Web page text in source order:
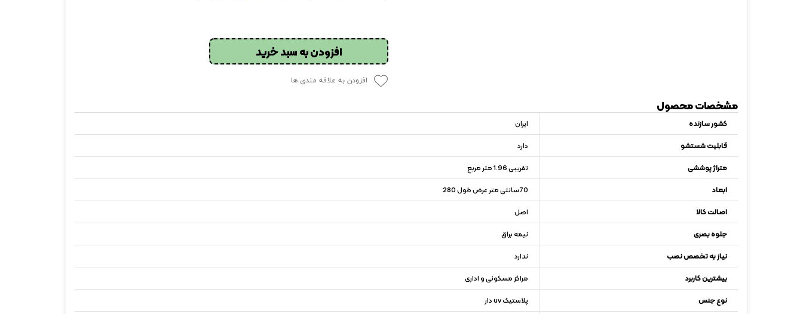
افزودن به سبد خرید
افزودن به علاقه مندی ها
مشخصات محصول
کشور سازنده
ایران
قابلیت شستشو
دارد
متراژ پوششی
تقریبی 1.96 متر مربع
ابعاد
70سانتی متر عرض طول 280
اصالت کالا
اصل
جلوه بصری
نیمه براق
نیاز به تخصص نصب
ندارد
بیشترین کاربرد
مراکز مسکونی و اداری
نوع جنس
پلاستیک uv دار